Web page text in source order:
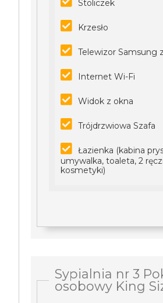
Stoliczek
Krzesło
Telewizor Samsung
Internet Wi-Fi
Widok z okna
Trójdrzwiowa Szafa
Łazienka (kabina
umywalka, toaleta, 2
kosmetyki)
Sypialnia nr 3
osobowy King